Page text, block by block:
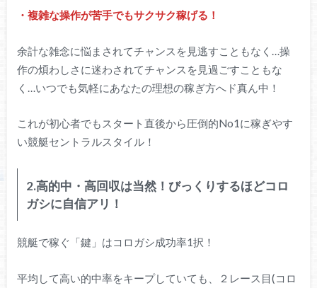
・複雑な操作が苦手でもサクサク稼げる！
余計な雑念に悩まされてチャンスを見逃すこともなく…操
作の煩わしさに迷わされてチャンスを見過ごすこともな
く…いつでも気軽にあなたの理想の稼ぎ方へド真ん中！
これが初心者でもスタート直後から圧倒的No1に稼ぎやす
い競艇セントラルスタイル！
2.高的中・高回収は当然！びっくりするほどコロ
ガシに自信アリ！
競艇で稼ぐ「鍵」はコロガシ成功率1択！
平均して高い的中率をキープしていても、２レース目(コロ